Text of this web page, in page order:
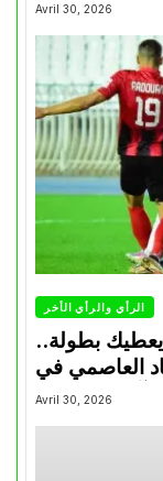
Avril 30, 2026
الرأي والرأي الأخر
يعطيك بطولة..
العاصمي في
آخر السنوات
Avril 30, 2026